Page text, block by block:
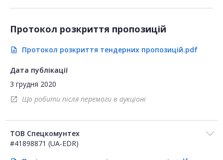
Протокол розкриття пропозицій
description Протокол розкриття тендерних пропозицій.pdf
Дата публікації
3 грудня 2020
open_in_new Що робити після перемоги в аукціоні
ТОВ Спецкомунтех
#41898871 (UA-EDR)